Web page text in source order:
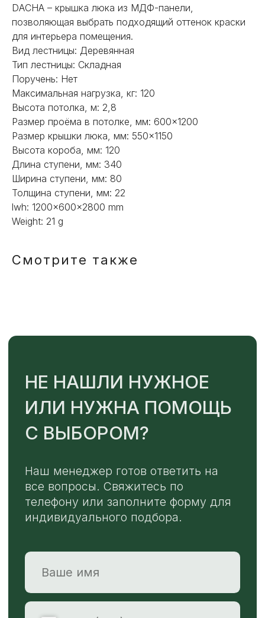
DACHA – крышка люка из МДФ-панели,
позволяющая выбрать подходящий оттенок краски
для интерьера помещения.
Вид лестницы: Деревянная
Тип лестницы: Складная
Поручень: Нет
Максимальная нагрузка, кг: 120
Высота потолка, м: 2,8
Размер проёма в потолке, мм: 600×1200
Размер крышки люка, мм: 550×1150
Высота короба, мм: 120
Длина ступени, мм: 340
Ширина ступени, мм: 80
Толщина ступени, мм: 22
lwh: 1200x600x2800 mm
Weight: 21 g
Смотрите также
НЕ НАШЛИ НУЖНОЕ
ИЛИ НУЖНА ПОМОЩЬ
С ВЫБОРОМ?
Наш менеджер готов ответить на
все вопросы. Свяжитесь по
телефону или заполните форму для
индивидуального подбора.